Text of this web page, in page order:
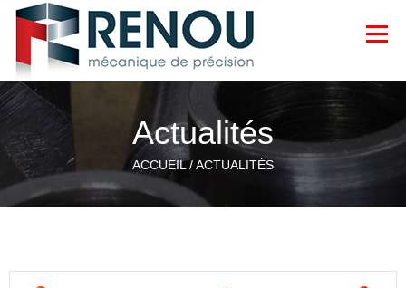
Menu
SAVOIR-FAIRE GALERIE
ACTUALITÉS CONTACT
Actualités
ACCUEIL /ACTUALITÉS